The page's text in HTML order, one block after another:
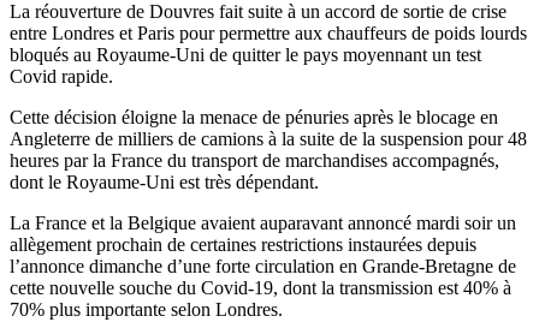
La réouverture de Douvres fait suite à un accord de sortie de crise
entre Londres et Paris pour permettre aux chauffeurs de poids lourds
bloqués au Royaume-Uni de quitter le pays moyennant un test
Covid rapide.
Cette décision éloigne la menace de pénuries après le blocage en
Angleterre de milliers de camions à la suite de la suspension pour 48
heures par la France du transport de marchandises accompagnés,
dont le Royaume-Uni est très dépendant.
La France et la Belgique avaient auparavant annoncé mardi soir un
allègement prochain de certaines restrictions instaurées depuis
l’annonce dimanche d’une forte circulation en Grande-Bretagne de
cette nouvelle souche du Covid-19, dont la transmission est 40% à
70% plus importante selon Londres.